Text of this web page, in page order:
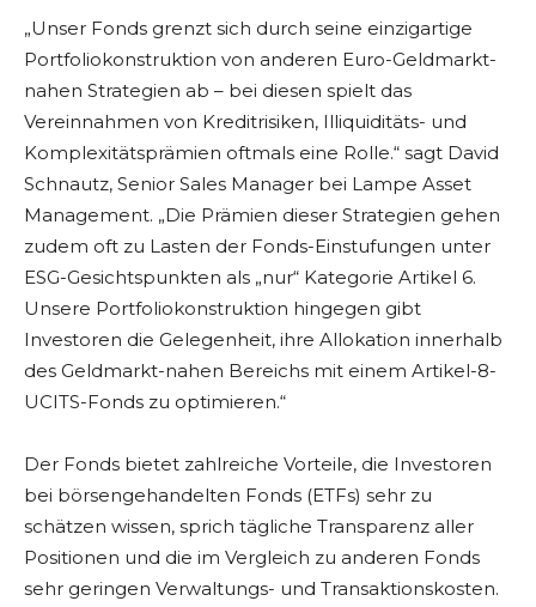
„Unser Fonds grenzt sich durch seine einzigartige
Portfoliokonstruktion von anderen Euro-Geldmarkt-
nahen Strategien ab – bei diesen spielt das
Vereinnahmen von Kreditrisiken, Illiquiditäts- und
Komplexitätsprämien oftmals eine Rolle.“ sagt David
Schnautz, Senior Sales Manager bei Lampe Asset
Management. „Die Prämien dieser Strategien gehen
zudem oft zu Lasten der Fonds-Einstufungen unter
ESG-Gesichtspunkten als „nur“ Kategorie Artikel 6.
Unsere Portfoliokonstruktion hingegen gibt
Investoren die Gelegenheit, ihre Allokation innerhalb
des Geldmarkt-nahen Bereichs mit einem Artikel-8-
UCITS-Fonds zu optimieren.“
Der Fonds bietet zahlreiche Vorteile, die Investoren
bei börsengehandelten Fonds (ETFs) sehr zu
schätzen wissen, sprich tägliche Transparenz aller
Positionen und die im Vergleich zu anderen Fonds
sehr geringen Verwaltungs- und Transaktionskosten.